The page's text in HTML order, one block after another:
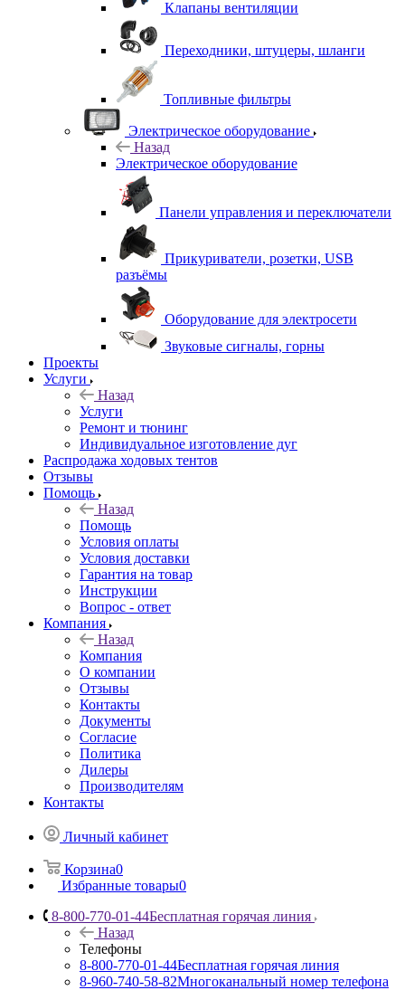
Клапаны вентиляции
Переходники, штуцеры, шланги
Топливные фильтры
Электрическое оборудование
Назад
Электрическое оборудование
Панели управления и переключатели
Прикуриватели, розетки, USB
разъёмы
Оборудование для электросети
Звуковые сигналы, горны
Проекты
Услуги
Назад
Услуги
Ремонт и тюнинг
Индивидуальное изготовление дуг
Распродажа ходовых тентов
Отзывы
Помощь
Назад
Помощь
Условия оплаты
Условия доставки
Гарантия на товар
Инструкции
Вопрос - ответ
Компания
Назад
Компания
О компании
Отзывы
Контакты
Документы
Согласие
Политика
Дилеры
Производителям
Контакты
Личный кабинет
Корзина0
Избранные товары0
8-800-770-01-44Бесплатная горячая линия
Назад
Телефоны
8-800-770-01-44Бесплатная горячая линия
8-960-740-58-82Многоканальный номер телефона